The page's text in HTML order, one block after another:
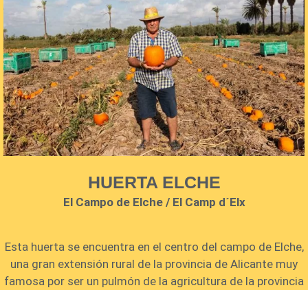
HUERTA ELCHE
El Campo de Elche / El Camp d´Elx
Esta huerta se encuentra en el centro del campo de Elche,
una gran extensión rural de la provincia de Alicante muy
famosa por ser un pulmón de la agricultura de la provincia